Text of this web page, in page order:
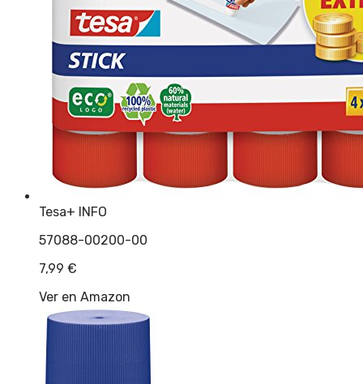
Tesa+ INFO
57088-00200-00
7,99 €
Ver en Amazon